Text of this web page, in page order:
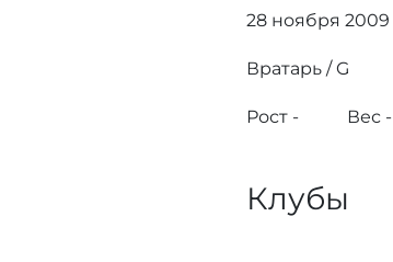
28 ноября 2009
Вратарь / G
Рост - Вес -
Клубы